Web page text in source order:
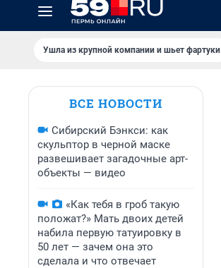
Ушла из крупной компании и шьет фартуки
ВСЕ НОВОСТИ
Сибирский Бэнкси: как
скульптор в черной маске
развешивает загадочные арт-
объекты — видео
«Как тебя в гроб такую
положат?» Мать двоих детей
набила первую татуировку в
50 лет — зачем она это
сделала и что отвечает